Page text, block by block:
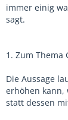
immer einig
sagt.
1. Zum Thema
Die Aussage
erhöhen kann,
statt dessen